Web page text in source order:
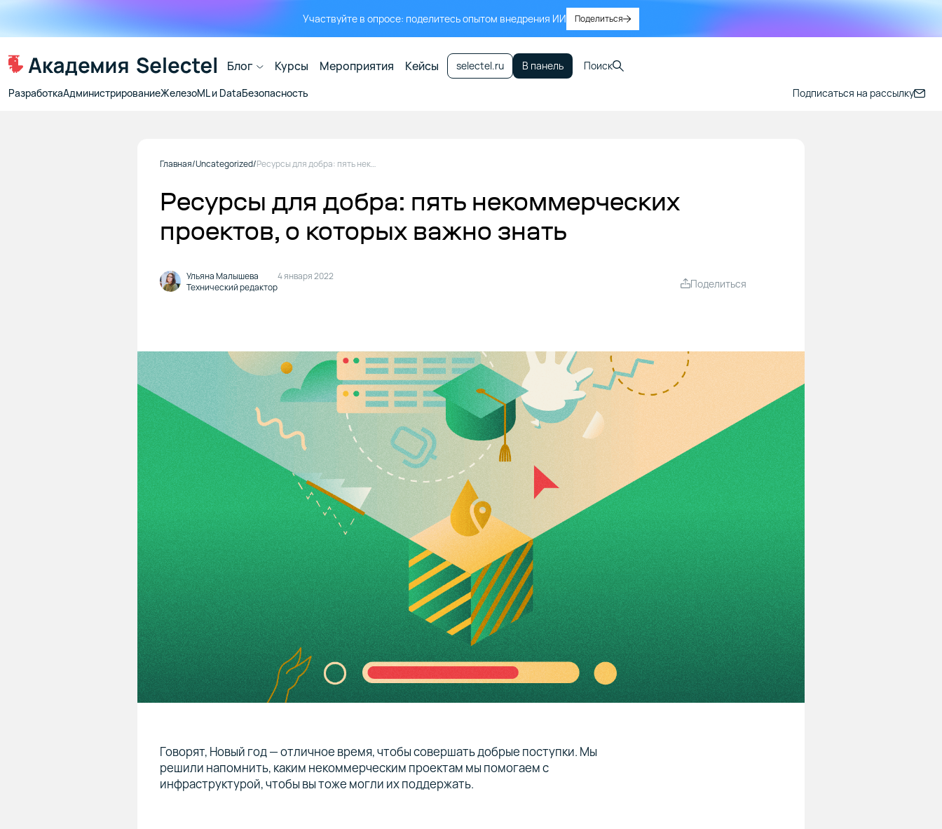
Участвуйте в опросе: поделитесь опытом внедрения ИИ Поделиться
Блог Курсы Мероприятия Кейсы selectel.ru В панель Поиск
РазработкаАдминистрированиеЖелезоML и DataБезопасность Подписаться на рассылку
Главная Uncategorized Ресурсы для добра: пять некоммерческих проектов, о которых важно знать
Ресурсы для добра: пять некоммерческих
проектов, о которых важно знать
Ульяна Малышева
Технический редактор
4 января 2022
Поделиться
Говорят, Новый год — отличное время, чтобы совершать добрые поступки. Мы
решили напомнить, каким некоммерческим проектам мы помогаем с
инфраструктурой, чтобы вы тоже могли их поддержать.